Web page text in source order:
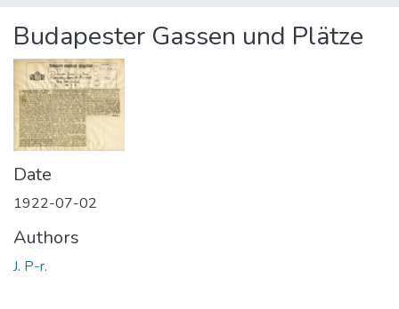
About us
Budapester Gassen und Plätze
Date
1922-07-02
Authors
J. P-r.